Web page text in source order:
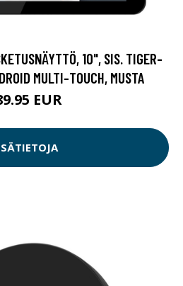
10", SIS. TIGER-
MULTI-TOUCH, MUSTA
EUR